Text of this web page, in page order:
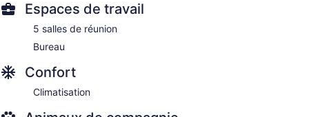
Espaces de travail
5 salles de réunion
Bureau
Confort
Climatisation